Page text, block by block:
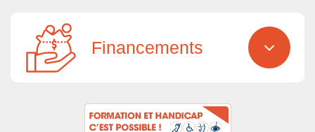
Financements